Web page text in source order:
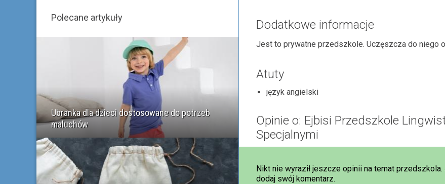
Dodatkowe informacje
Jest to prywatne przedszkole. Uczęszcza do niego
Atuty
język angielski
Opinie o: Ejbisi Przedszkole
Specjalnymi
Nikt nie wyraził jeszcze opinii na temat
dodaj swój komentarz.
Polecane artykuły
Ubranka dla dzieci dostosowane do potrzeb
maluchów